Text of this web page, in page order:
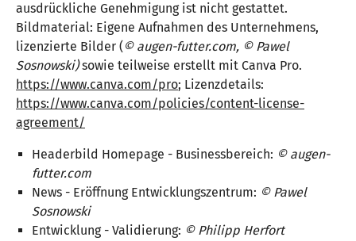
ausdrückliche Genehmigung ist nicht gestattet.
Bildmaterial: Eigene Aufnahmen des Unternehmens,
lizenzierte Bilder ( © augen-futter.com, © Pawel
Sosnowski)sowie teilweise erstellt mit Canva Pro.
https://www.canva.com/pro; Lizenzdetails:
https://www.canva.com/policies/content-license-
agreement/
Headerbild Homepage - Businessbereich: © augen-
futter.com
News - Eröffnung Entwicklungszentrum: © Pawel
Sosnowski
Entwicklung - Validierung: © Philipp Herfort